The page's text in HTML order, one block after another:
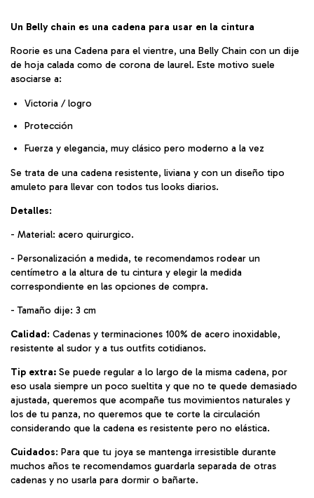
Un Belly chain es una cadena para usar en la cintura
Roorie es una Cadena para el vientre, una Belly Chain con un dije
de hoja calada como de corona de laurel. Este motivo suele
asociarse a:
Victoria / logro
Protección
Fuerza y elegancia, muy clásico pero moderno a la vez
Se trata de una cadena resistente, liviana y con un diseño tipo
amuleto para llevar con todos tus looks diarios.
Detalles:
- Material: acero quirurgico.
- Personalización a medida, te recomendamos rodear un
centímetro a la altura de tu cintura y elegir la medida
correspondiente en las opciones de compra.
- Tamaño dije: 3 cm
Calidad: Cadenas y terminaciones 100% de acero inoxidable,
resistente al sudor y a tus outfits cotidianos.
Tip extra: Se puede regular a lo largo de la misma cadena, por
eso usala siempre un poco sueltita y que no te quede demasiado
ajustada, queremos que acompañe tus movimientos naturales y
los de tu panza, no queremos que te corte la circulación
considerando que la cadena es resistente pero no elástica.
Cuidados: Para que tu joya se mantenga irresistible durante
muchos años te recomendamos guardarla separada de otras
cadenas y no usarla para dormir o bañarte.